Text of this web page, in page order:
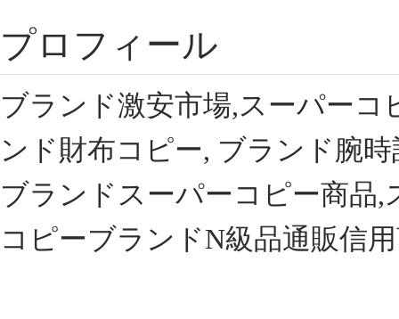
プロフィール
ブランド激安市場,スーパー
ンド財布コピー, ブランド腕
ブランドスーパーコピー商品
コピーブランドN級品通販信